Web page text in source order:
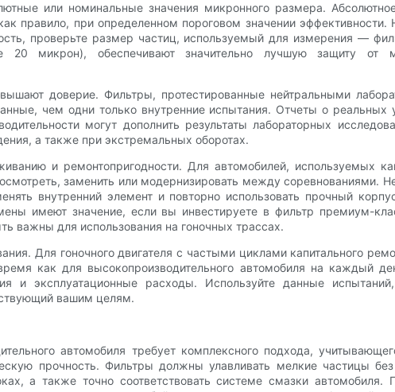
или номинальные значения микронного размера.
правило, при определенном пороговом значении
проверьте размер частиц, используемый для измерения —
микрон), обеспечивают значительно лучшую защиту от
доверие. Фильтры, протестированные нейтральными
чем одни только внутренние испытания. Отчеты о реальных
могут дополнить результаты лабораторных
а также при экстремальных оборотах.
и ремонтопригодности. Для автомобилей, используемых
заменить или модернизировать между соревнованиями.
внутренний элемент и повторно использовать прочный
имеют значение, если вы инвестируете в фильтр премиум-
важны для использования на гоночных трассах.
Для гоночного двигателя с частыми циклами капитального
как для высокопроизводительного автомобиля на каждый
и эксплуатационные расходы. Используйте данные
вашим целям.
автомобиля требует комплексного подхода,
прочность. Фильтры должны улавливать мелкие частицы
а также точно соответствовать системе смазки